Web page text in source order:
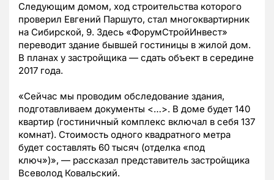
Следующим домом, ход строительства которого
проверил Евгений Паршуто, стал многоквартирник
на Сибирской, 9. Здесь «ФорумСтройИнвест»
переводит здание бывшей гостиницы в жилой дом.
В планах у застройщика — сдать объект в середине
2017 года.
«Сейчас мы проводим обследование здания,
подготавливаем документы <…>. В доме будет 140
квартир (гостиничный комплекс включал в себя 137
комнат). Стоимость одного квадратного метра
будет составлять 60 тысяч (отделка «под
ключ»)», — рассказал представитель застройщика
Всеволод Ковальский.